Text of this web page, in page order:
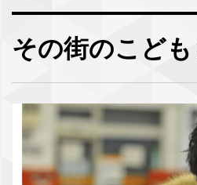
その街のこど